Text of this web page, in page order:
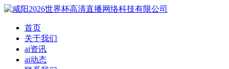
首页
关于我们
ai资讯
ai动态